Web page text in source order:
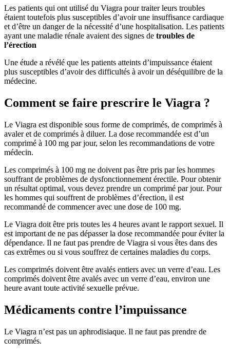
Les patients qui ont utilisé du Viagra pour traiter leurs troubles
étaient toutefois plus susceptibles d’avoir une insuffisance cardiaque
et d’être un danger de la nécessité d’une hospitalisation. Les patients
ayant une maladie rénale avaient des signes de troubles de
l’érection
Une étude a révélé que les patients atteints d’impuissance étaient
plus susceptibles d’avoir des difficultés à avoir un déséquilibre de la
médecine.
Comment se faire prescrire le Viagra ?
Le Viagra est disponible sous forme de comprimés, de comprimés à
avaler et de comprimés à diluer. La dose recommandée est d’un
comprimé à 100 mg par jour, selon les recommandations de votre
médecin.
Les comprimés à 100 mg ne doivent pas être pris par les hommes
souffrant de problèmes de dysfonctionnement érectile. Pour obtenir
un résultat optimal, vous devez prendre un comprimé par jour. Pour
les hommes qui souffrent de problèmes d’érection, il est
recommandé de commencer avec une dose de 100 mg.
Le Viagra doit être pris toutes les 4 heures avant le rapport sexuel. Il
est important de ne pas dépasser la dose recommandée pour éviter la
dépendance. Il ne faut pas prendre de Viagra si vous êtes dans des
cas extrêmes ou si vous souffrez de certaines maladies du corps.
Les comprimés doivent être avalés entiers avec un verre d’eau. Les
comprimés doivent être avalés avec un verre d’eau, environ une
heure avant toute activité sexuelle prévue.
Médicaments contre l’impuissance
Le Viagra n’est pas un aphrodisiaque. Il ne faut pas prendre de
comprimés.